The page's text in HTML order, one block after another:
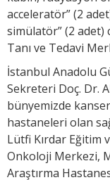
acceleratör” (2
simülatör” (2 adet)
Tanı ve Tedavi
İstanbul Anadolu
Sekreteri Doç. Dr.
bünyemizde
hastaneleri olan
Lütfi Kırdar Eğitim
Onkoloji Merkezi,
Araştırma